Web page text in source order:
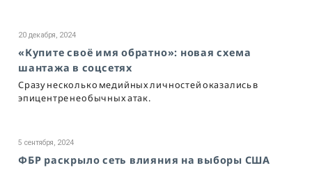
20 декабря, 2024
«Купите своё имя обратно»: новая схема
шантажа в соцсетях
Сразу несколько медийных личностей оказались в
эпицентре необычных атак.
5 сентября, 2024
ФБР раскрыло сеть влияния на выборы США